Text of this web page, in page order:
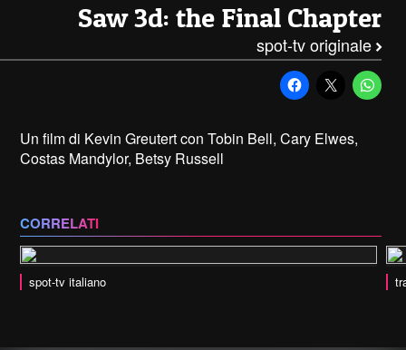
Saw 3d: the Final Chapter
spot-tv originale
Un film di Kevin Greutert con Tobin Bell, Cary Elwes,
Costas Mandylor, Betsy Russell
CORRELATI
spot-tv italiano